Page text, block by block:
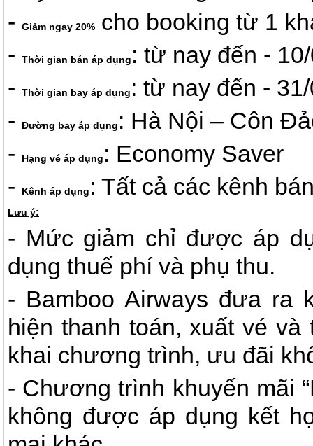
-
Giảm ngay 20%
cho booking từ 1
-
Thời gian bán áp dụng : từ nay đến -
-
Thời gian bay áp dụng : từ nay đến -
-
Đường bay áp dụng : Hà Nội – Côn
-
Hạng vé áp dụng : Economy Saver
-
Kênh áp dụng : Tất cả các kênh
Lưu ý:
- Mức giảm chỉ được áp
dụng thuế phí và phụ thu.
- Bamboo Airways đưa ra
hiện thanh toán, xuất vé
khai chương trình, ưu đãi
- Chương trình khuyến mãi
không được áp dụng kết